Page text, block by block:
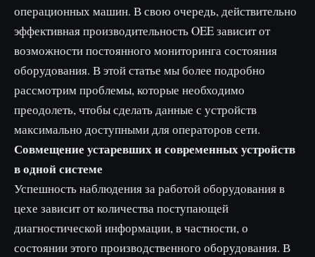
операционных машин. В свою очередь, действительно
эффективная производительность OEE зависит от
возможности постоянного мониторинга состояния
оборудования. В этой статье мы более подробно
рассмотрим проблемы, которые необходимо
преодолеть, чтобы сделать данные с устройств
максимально доступными для операторов сети.
Совмещение устаревших и современных устройств
в одной системе
Успешность наблюдения за работой оборудования в
цехе зависит от количества поступающей
диагностической информации, в частности, о
состоянии этого производственного оборудования. В